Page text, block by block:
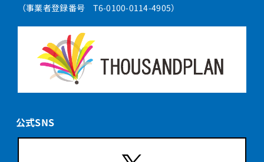
（事業者登録番号 T6-0100-0114-4905）
公式SNS